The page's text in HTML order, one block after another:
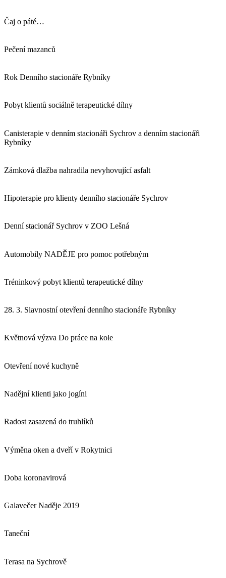
Čaj o páté…
Pečení mazanců
Rok Denního stacionáře Rybníky
Pobyt klientů sociálně terapeutické dílny
Canisterapie v denním stacionáři Sychrov a denním stacionáři
Rybníky
Zámková dlažba nahradila nevyhovující asfalt
Hipoterapie pro klienty denního stacionáře Sychrov
Denní stacionář Sychrov v ZOO Lešná
Automobily NADĚJE pro pomoc potřebným
Tréninkový pobyt klientů terapeutické dílny
28. 3. Slavnostní otevření denního stacionáře Rybníky
Květnová výzva Do práce na kole
Otevření nové kuchyně
Nadějní klienti jako jogíni
Radost zasazená do truhlíků
Výměna oken a dveří v Rokytnici
Doba koronavirová
Galavečer Naděje 2019
Taneční
Terasa na Sychrově